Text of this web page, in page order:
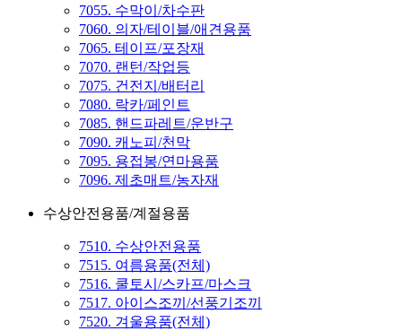
7055. 수막이/차수판
7060. 의자/테이블/애견용품
7065. 테이프/포장재
7070. 랜턴/작업등
7075. 건전지/배터리
7080. 락카/페인트
7085. 핸드파레트/운반구
7090. 캐노피/천막
7095. 용접봉/연마용품
7096. 제초매트/농자재
수상안전용품/계절용품
7510. 수상안전용품
7515. 여름용품(전체)
7516. 쿨토시/스카프/마스크
7517. 아이스조끼/선풍기조끼
7520. 겨울용품(전체)